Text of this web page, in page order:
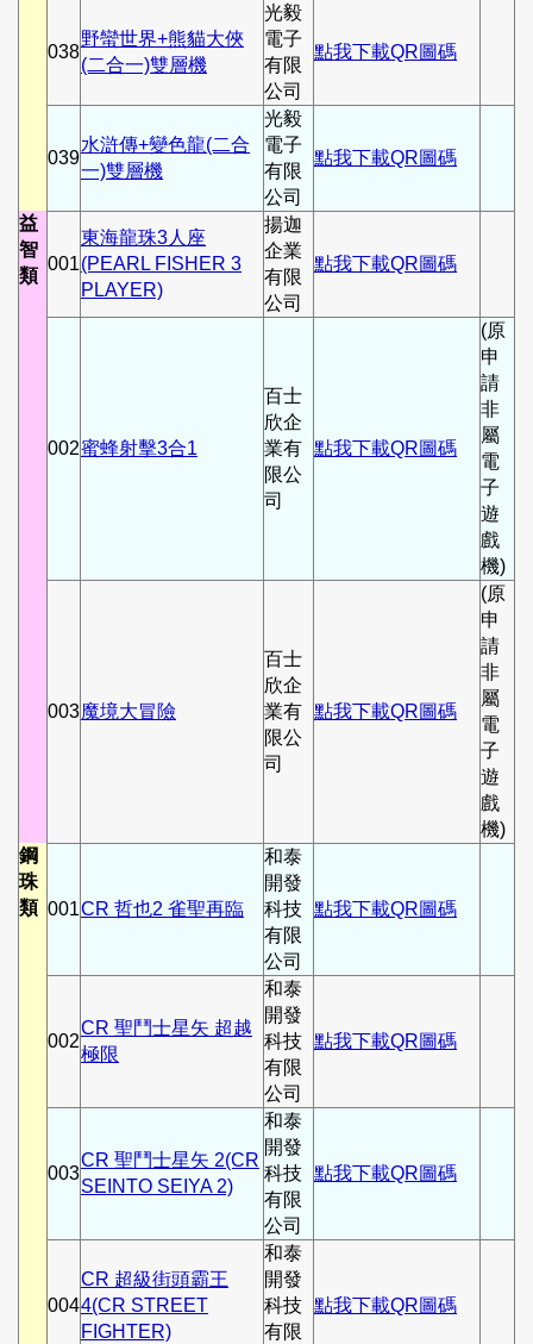
038
野蠻世界+熊貓大俠
(二合一)雙層機
光毅
電子
有限
公司
點我下載QR圖碼
039
水滸傳+變色龍(二合
一)雙層機
光毅
電子
有限
公司
點我下載QR圖碼
益
智
類
001
東海龍珠3人座
(PEARL FISHER 3
PLAYER)
揚迦
企業
有限
公司
點我下載QR圖碼
002蜜蜂射擊3合1
百士
欣企
業有
限公
司
點我下載QR圖碼
(原
申
請
非
屬
電
子
遊
戲
機)
003魔境大冒險
百士
欣企
業有
限公
司
點我下載QR圖碼
(原
申
請
非
屬
電
子
遊
戲
機)
鋼
珠
類 001CR 哲也2 雀聖再臨
和泰
開發
科技
有限
公司
點我下載QR圖碼
002
CR 聖鬥士星矢 超越
極限
和泰
開發
科技
有限
公司
點我下載QR圖碼
003
CR 聖鬥士星矢 2(CR
SEINTO SEIYA 2)
和泰
開發
科技
有限
公司
點我下載QR圖碼
004
CR 超級街頭霸王
4(CR STREET
FIGHTER)
和泰
開發
科技
有限
點我下載QR圖碼